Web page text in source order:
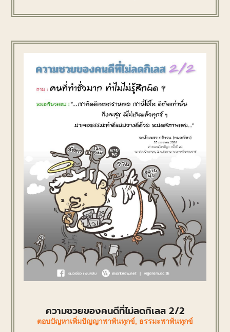
ความซวยของคนดีที่ไม่ลดกิเลส 2/2
ตอบปัญหาเพิ่มปัญญาพาพ้นทุกข์, ธรรมะพาพ้นทุกข์